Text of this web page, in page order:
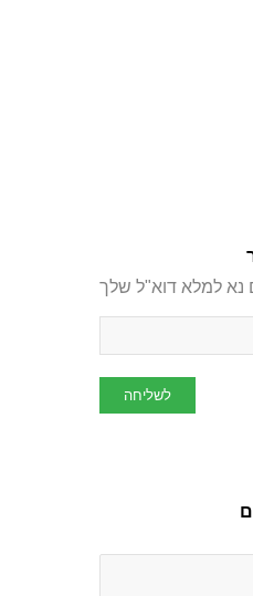
נא למלא דוא"ל שלך
טוב הוא מטפל